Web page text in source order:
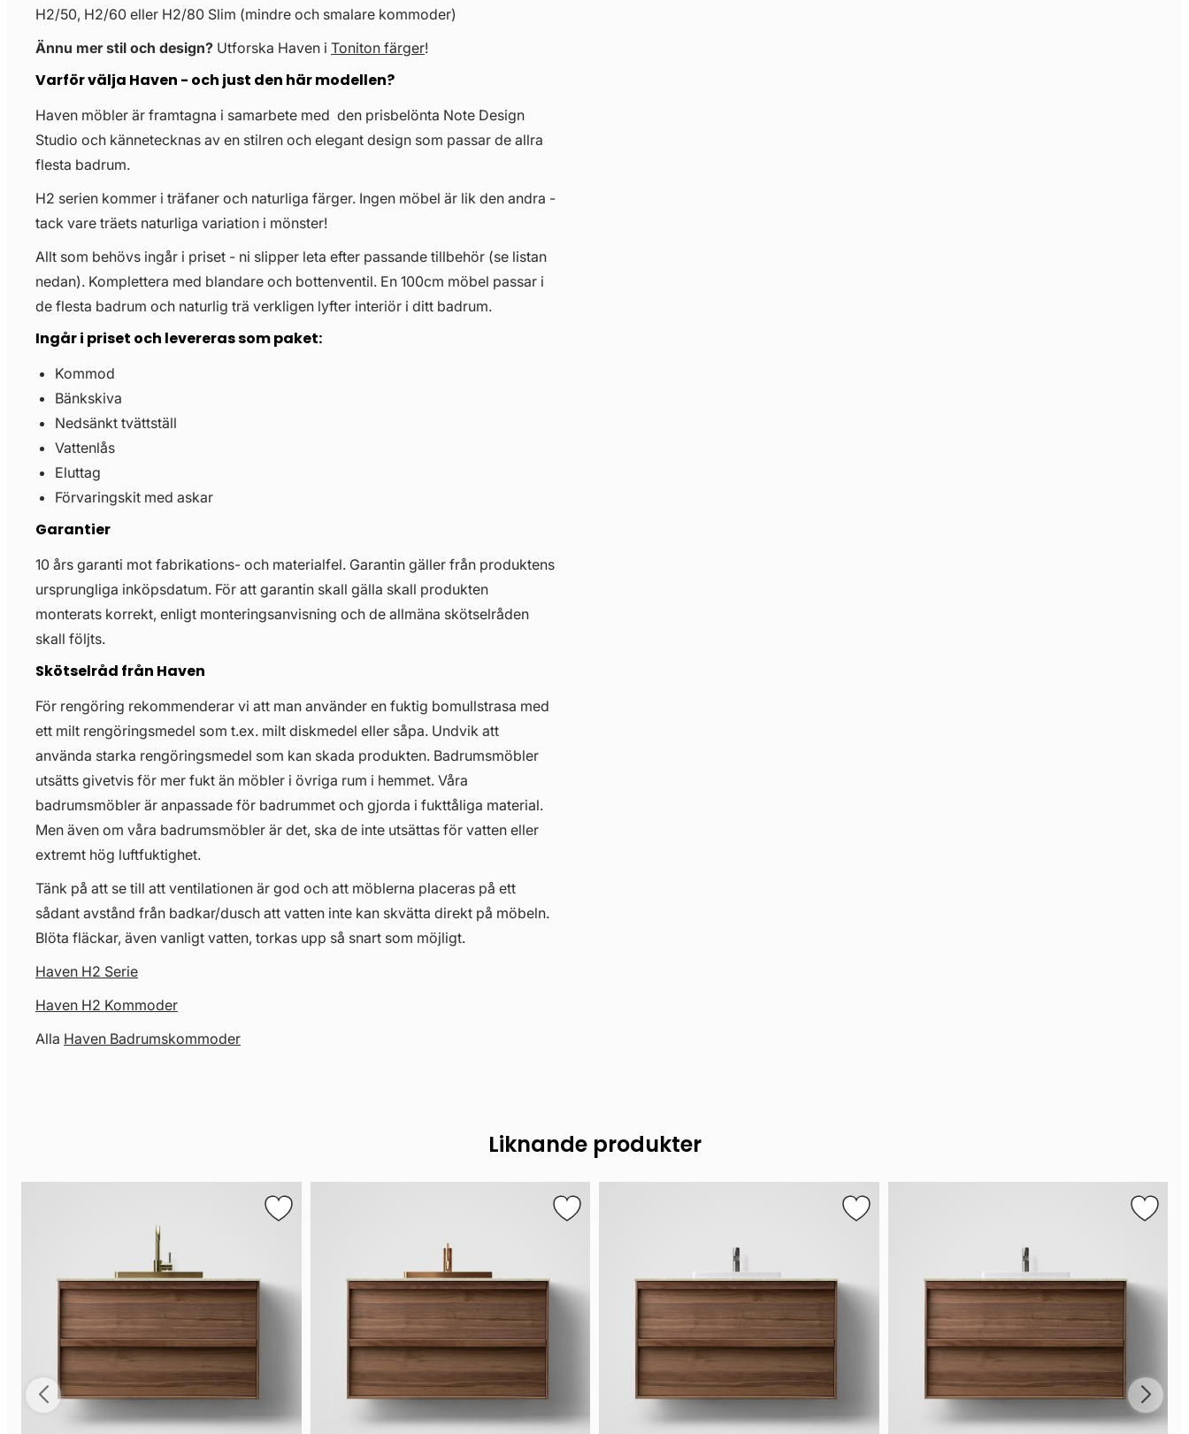
H2/50, H2/60 eller H2/80 Slim (mindre och smalare kommoder)
Ännu mer stil och design? Utforska Haven i Toniton färger!
Varför välja Haven - och just den här modellen?
Haven möbler är framtagna i samarbete med den prisbelönta Note Design
Studio och kännetecknas av en stilren och elegant design som passar de allra
flesta badrum.
H2 serien kommer i träfaner och naturliga färger. Ingen möbel är lik den andra -
tack vare träets naturliga variation i mönster!
Allt som behövs ingår i priset - ni slipper leta efter passande tillbehör (se listan
nedan). Komplettera med blandare och bottenventil. En 100cm möbel passar i
de flesta badrum och naturlig trä verkligen lyfter interiör i ditt badrum.
Ingår i priset och levereras som paket:
Kommod
Bänkskiva
Nedsänkt tvättställ
Vattenlås
Eluttag
Förvaringskit med askar
Garantier
10 års garanti mot fabrikations- och materialfel. Garantin gäller från produktens
ursprungliga inköpsdatum. För att garantin skall gälla skall produkten
monterats korrekt, enligt monteringsanvisning och de allmäna skötselråden
skall följts.
Skötselråd från Haven
För rengöring rekommenderar vi att man använder en fuktig bomullstrasa med
ett milt rengöringsmedel som t.ex. milt diskmedel eller såpa. Undvik att
använda starka rengöringsmedel som kan skada produkten. Badrumsmöbler
utsätts givetvis för mer fukt än möbler i övriga rum i hemmet. Våra
badrumsmöbler är anpassade för badrummet och gjorda i fukttåliga material.
Men även om våra badrumsmöbler är det, ska de inte utsättas för vatten eller
extremt hög luftfuktighet.
Tänk på att se till att ventilationen är god och att möblerna placeras på ett
sådant avstånd från badkar/dusch att vatten inte kan skvätta direkt på möbeln.
Blöta fläckar, även vanligt vatten, torkas upp så snart som möjligt.
Haven H2 Serie
Haven H2 Kommoder
Alla Haven Badrumskommoder
Liknande produkter